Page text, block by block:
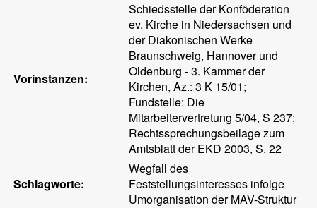
Vorinstanzen:
Schiedsstelle der Konföderation
ev. Kirche in Niedersachsen und
der Diakonischen Werke
Braunschweig, Hannover und
Oldenburg - 3. Kammer der
Kirchen, Az.: 3 K 15/01;
Fundstelle: Die
Mitarbeitervertretung 5/04, S 237;
Rechtssprechungsbeilage zum
Amtsblatt der EKD 2003, S. 22
Schlagworte:
Wegfall des
Feststellungsinteresses infolge
Umorganisation der MAV-Struktur